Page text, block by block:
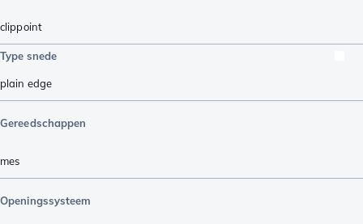
clippoint
Type snede
plain edge
Gereedschappen
mes
Openingssysteem